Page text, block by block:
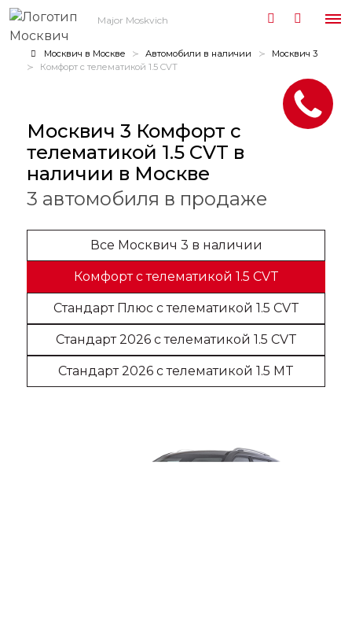
Major Moskvich
Москвич в Москве Автомобили в наличии
Москвич 3
Комфорт с телематикой 1.5 CVT
Москвич 3 Комфорт с
телематикой 1.5 CVT в
наличии в Москве
3 автомобиля в продаже
Все Москвич 3 в наличии
Комфорт с телематикой 1.5 CVT
Стандарт Плюс с телематикой 1.5 CVT
Стандарт 2026 с телематикой 1.5 CVT
Стандарт 2026 с телематикой 1.5 MT